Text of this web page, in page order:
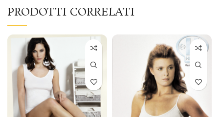
PRODOTTI CORRELATI